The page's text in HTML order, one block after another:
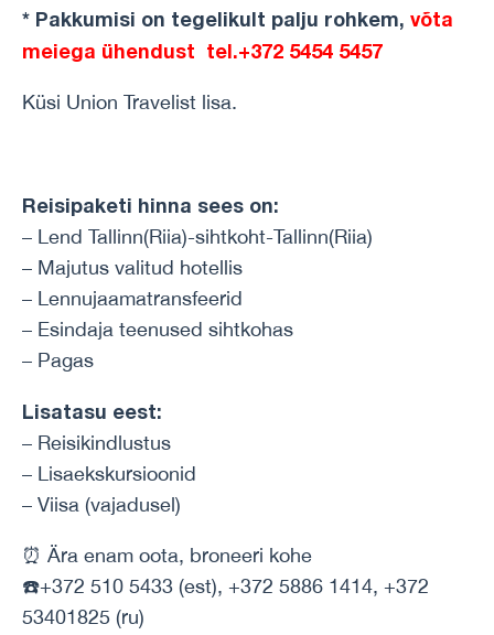
* Pakkumisi on tegelikult palju rohkem, võta
meiega ühendust tel.+372 5454 5457
Küsi Union Travelist lisa.
Reisipaketi hinna sees on:
– Lend Tallinn(Riia)-sihtkoht-Tallinn(Riia)
– Majutus valitud hotellis
– Lennujaamatransfeerid
– Esindaja teenused sihtkohas
– Pagas
Lisatasu eest:
– Reisikindlustus
– Lisaekskursioonid
– Viisa (vajadusel)
⏰ Ära enam oota, broneeri kohe
☎️+372 510 5433 (est), +372 5886 1414, +372
53401825 (ru)